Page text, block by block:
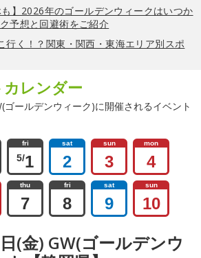
も】2026年のゴールデンウィークはいつか
予想と回避術をご紹介
行く！？関東・関西・東海エリア別スポ
レンダー
ゴールデンウィーク)に開催されるイベント
fri
5/1
sat
2
sun
3
mon
4
thu
7
fri
8
sat
9
sun
10
(金) GW(ゴールデンウ